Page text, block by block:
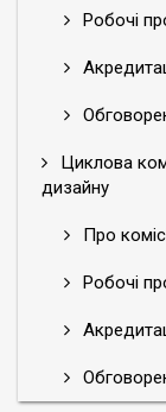
Робочі
Циклова
дизайну
Про
Робочі